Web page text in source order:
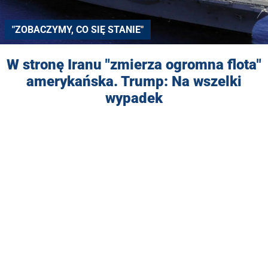
"ZOBACZYMY, CO SIĘ STANIE"
W stronę Iranu "zmierza ogromna flota"
amerykańska. Trump: Na wszelki
wypadek